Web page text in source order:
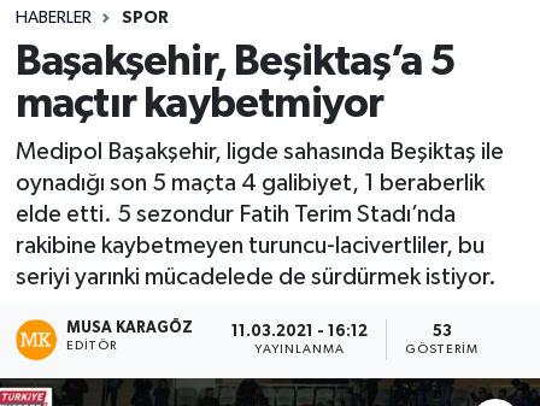
HABERLER SPOR
Başakşehir, Beşiktaş’a 5
maçtır kaybetmiyor
Medipol Başakşehir, ligde sahasında Beşiktaş ile
oynadığı son 5 maçta 4 galibiyet, 1 beraberlik
elde etti. 5 sezondur Fatih Terim Stadı’nda
rakibine kaybetmeyen turuncu-lacivertliler, bu
seriyi yarınki mücadelede de sürdürmek istiyor.
MUSA KARAGÖZ
EDITÖR
11.03.2021 - 16:12
YAYINLANMA
53
GÖSTERIM
İstanbul Namaz Vakitleri
İstanbul Trafik Yoğunluk Haritası
Tüm Manşetler
Son Dakika Haberleri
Haber Arşivi